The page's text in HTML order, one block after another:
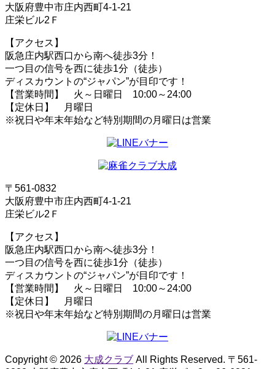
大阪府豊中市庄内西町4-1-21
庄栄ビル2Ｆ
【アクセス】
阪急庄内駅西口から南へ徒歩3分！
一つ目の信号を西に徒歩1分（徒歩）
ディスカウントの“ジャパン”が目印です！
【営業時間】 火～日曜日 10:00～24:00
【定休日】 月曜日
※祝日や年末年始など特別期間の月曜日は営業
〒561-0832
大阪府豊中市庄内西町4-1-21
庄栄ビル2Ｆ
【アクセス】
阪急庄内駅西口から南へ徒歩3分！
一つ目の信号を西に徒歩1分（徒歩）
ディスカウントの“ジャパン”が目印です！
【営業時間】 火～日曜日 10:00～24:00
【定休日】 月曜日
※祝日や年末年始など特別期間の月曜日は営業
Copyright © 2026 大成クラブ All Rights Reserved. 〒561-